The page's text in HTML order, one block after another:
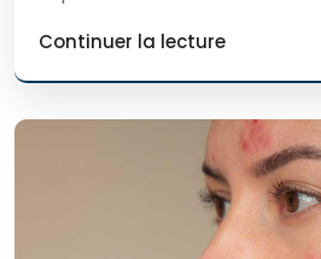
Continuer la lecture